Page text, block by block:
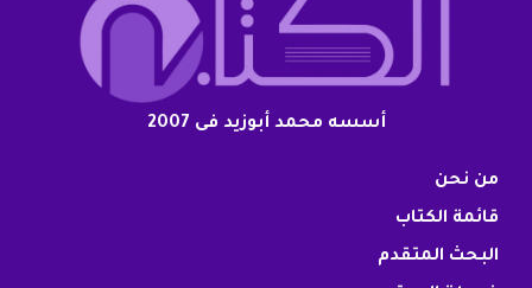
أسسه محمد أبوزيد فى 2007
من نحن
قائمة الكتاب
البحث المتقدم